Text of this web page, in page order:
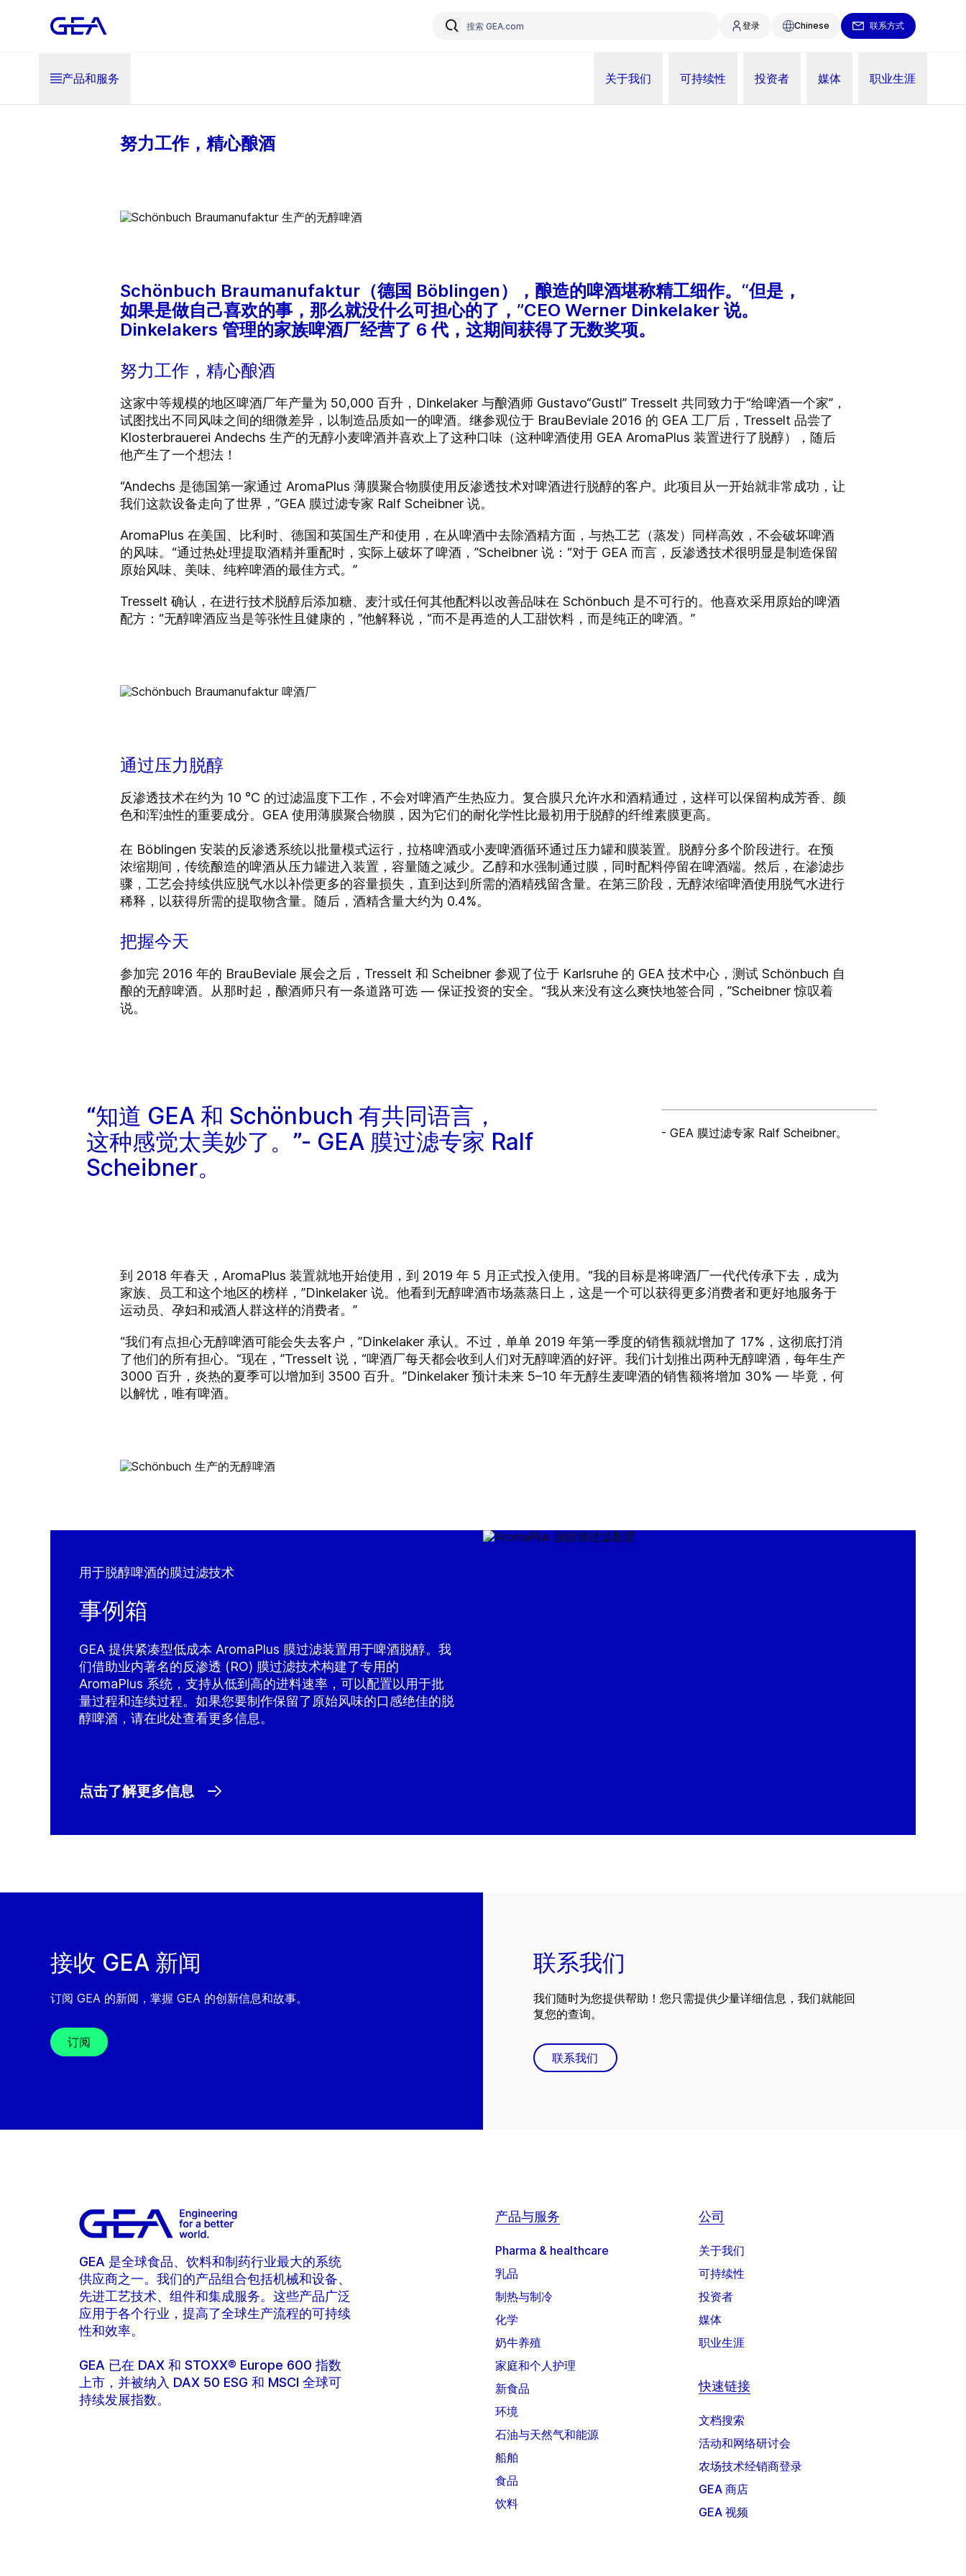
登录 Chinese 联系方式
产品和服务 关于我们 可持续性 投资者 媒体 职业生涯
努力工作，精心酿酒
Schönbuch Braumanufaktur（德国 Böblingen），酿造的啤酒堪称精工细作。“但是，
如果是做自己喜欢的事，那么就没什么可担心的了，”CEO Werner Dinkelaker 说。
Dinkelakers 管理的家族啤酒厂经营了 6 代，这期间获得了无数奖项。
努力工作，精心酿酒
这家中等规模的地区啤酒厂年产量为 50,000 百升，Dinkelaker 与酿酒师 Gustavo“Gustl” Tresselt 共同致力于“给啤酒一个家”，
试图找出不同风味之间的细微差异，以制造品质如一的啤酒。继参观位于 BrauBeviale 2016 的 GEA 工厂后，Tresselt 品尝了
Klosterbrauerei Andechs 生产的无醇小麦啤酒并喜欢上了这种口味（这种啤酒使用 GEA AromaPlus 装置进行了脱醇），随后
他产生了一个想法！
“Andechs 是德国第一家通过 AromaPlus 薄膜聚合物膜使用反渗透技术对啤酒进行脱醇的客户。此项目从一开始就非常成功，让
我们这款设备走向了世界，”GEA 膜过滤专家 Ralf Scheibner 说。
AromaPlus 在美国、比利时、德国和英国生产和使用，在从啤酒中去除酒精方面，与热工艺（蒸发）同样高效，不会破坏啤酒
的风味。“通过热处理提取酒精并重配时，实际上破坏了啤酒，”Scheibner 说：“对于 GEA 而言，反渗透技术很明显是制造保留
原始风味、美味、纯粹啤酒的最佳方式。”
Tresselt 确认，在进行技术脱醇后添加糖、麦汁或任何其他配料以改善品味在 Schönbuch 是不可行的。他喜欢采用原始的啤酒
配方：“无醇啤酒应当是等张性且健康的，”他解释说，“而不是再造的人工甜饮料，而是纯正的啤酒。”
通过压力脱醇
反渗透技术在约为 10 °C 的过滤温度下工作，不会对啤酒产生热应力。复合膜只允许水和酒精通过，这样可以保留构成芳香、颜
色和浑浊性的重要成分。GEA 使用薄膜聚合物膜，因为它们的耐化学性比最初用于脱醇的纤维素膜更高。
在 Böblingen 安装的反渗透系统以批量模式运行，拉格啤酒或小麦啤酒循环通过压力罐和膜装置。脱醇分多个阶段进行。在预
浓缩期间，传统酿造的啤酒从压力罐进入装置，容量随之减少。乙醇和水强制通过膜，同时配料停留在啤酒端。然后，在渗滤步
骤，工艺会持续供应脱气水以补偿更多的容量损失，直到达到所需的酒精残留含量。在第三阶段，无醇浓缩啤酒使用脱气水进行
稀释，以获得所需的提取物含量。随后，酒精含量大约为 0.4%。
把握今天
参加完 2016 年的 BrauBeviale 展会之后，Tresselt 和 Scheibner 参观了位于 Karlsruhe 的 GEA 技术中心，测试 Schönbuch 自
酿的无醇啤酒。从那时起，酿酒师只有一条道路可选 — 保证投资的安全。“我从来没有这么爽快地签合同，”Scheibner 惊叹着
说。
“知道 GEA 和 Schönbuch 有共同语言，
这种感觉太美妙了。”- GEA 膜过滤专家 Ralf
Scheibner。
- GEA 膜过滤专家 Ralf Scheibner。
到 2018 年春天，AromaPlus 装置就地开始使用，到 2019 年 5 月正式投入使用。“我的目标是将啤酒厂一代代传承下去，成为
家族、员工和这个地区的榜样，”Dinkelaker 说。他看到无醇啤酒市场蒸蒸日上，这是一个可以获得更多消费者和更好地服务于
运动员、孕妇和戒酒人群这样的消费者。”
“我们有点担心无醇啤酒可能会失去客户，”Dinkelaker 承认。不过，单单 2019 年第一季度的销售额就增加了 17%，这彻底打消
了他们的所有担心。“现在，”Tresselt 说，“啤酒厂每天都会收到人们对无醇啤酒的好评。我们计划推出两种无醇啤酒，每年生产
3000 百升，炎热的夏季可以增加到 3500 百升。”Dinkelaker 预计未来 5–10 年无醇生麦啤酒的销售额将增加 30% — 毕竟，何
以解忧，唯有啤酒。
用于脱醇啤酒的膜过滤技术
事例箱
GEA 提供紧凑型低成本 AromaPlus 膜过滤装置用于啤酒脱醇。我
们借助业内著名的反渗透 (RO) 膜过滤技术构建了专用的
AromaPlus 系统，支持从低到高的进料速率，可以配置以用于批
量过程和连续过程。如果您要制作保留了原始风味的口感绝佳的脱
醇啤酒，请在此处查看更多信息。
点击了解更多信息
接收 GEA 新闻
订阅 GEA 的新闻，掌握 GEA 的创新信息和故事。
订阅
联系我们
我们随时为您提供帮助！您只需提供少量详细信息，我们就能回
复您的查询。
联系我们
GEA 是全球食品、饮料和制药行业最大的系统
供应商之一。我们的产品组合包括机械和设备、
先进工艺技术、组件和集成服务。这些产品广泛
应用于各个行业，提高了全球生产流程的可持续
性和效率。
GEA 已在 DAX 和 STOXX® Europe 600 指数
上市，并被纳入 DAX 50 ESG 和 MSCI 全球可
持续发展指数。
产品与服务
Pharma & healthcare
乳品
制热与制冷
化学
奶牛养殖
家庭和个人护理
新食品
环境
石油与天然气和能源
船舶
食品
饮料
公司
关于我们
可持续性
投资者
媒体
职业生涯
快速链接
文档搜索
活动和网络研讨会
农场技术经销商登录
GEA 商店
GEA 视频